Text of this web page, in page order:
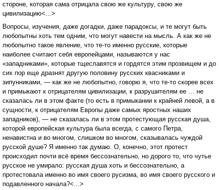
стороне, которая сама отрицала свою же культуру, свою же
цивилизацию<...>
Вопросы, изучения, даже догадки, даже парадоксы, и те могут быть
любопытны хоть тем одним, что могут навести на мысль. А как же не
любопытно такое явление, что те-то именно русские, которые
наиболее считают себя европейцами, называются у нас
«западниками», которые тщеславятся и гордятся этим прозвищем и до
сих пор еще дразнят другую половину русских квасниками и
зипунниками, — как же не любопытно, говорю я, что те-то скорее всех
и примыкают к отрицателям цивилизации, к разрушителям ее … не
сказалась ли в этом факте (то есть в примыкании к крайней левой, а в
сущности, к отрицателям Европы даже самых яростных наших
западников), — не сказалась ли в этом протестующая русская душа,
которой европейская культура была всегда, с самого Петра,
ненавистна и во многом, слишком во многом, сказывалась чуждой
русской душе? Я именно так думаю. О, конечно, этот протест
происходил почти всё время бессознательно, но дорого то, что чутье
русское не умирало: русская душа хоть и бессознательно, а
протестовала именно во имя своего русизма, во имя своего русского и
подавленного начала?<...>